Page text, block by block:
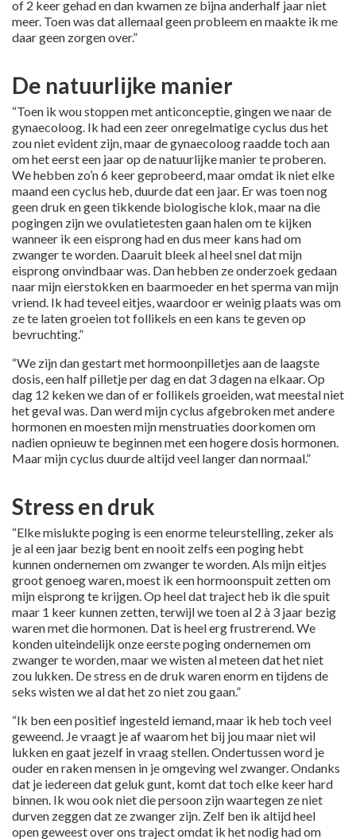
of 2 keer gehad en dan kwamen ze bijna anderhalf jaar niet
meer. Toen was dat allemaal geen probleem en maakte ik me
daar geen zorgen over.”
De natuurlijke manier
“Toen ik wou stoppen met anticonceptie, gingen we naar de
gynaecoloog. Ik had een zeer onregelmatige cyclus dus het
zou niet evident zijn, maar de gynaecoloog raadde toch aan
om het eerst een jaar op de natuurlijke manier te proberen.
We hebben zo’n 6 keer geprobeerd, maar omdat ik niet elke
maand een cyclus heb, duurde dat een jaar. Er was toen nog
geen druk en geen tikkende biologische klok, maar na die
pogingen zijn we ovulatietesten gaan halen om te kijken
wanneer ik een eisprong had en dus meer kans had om
zwanger te worden. Daaruit bleek al heel snel dat mijn
eisprong onvindbaar was. Dan hebben ze onderzoek gedaan
naar mijn eierstokken en baarmoeder en het sperma van mijn
vriend. Ik had teveel eitjes, waardoor er weinig plaats was om
ze te laten groeien tot follikels en een kans te geven op
bevruchting.”
“We zijn dan gestart met hormoonpilletjes aan de laagste
dosis, een half pilletje per dag en dat 3 dagen na elkaar. Op
dag 12 keken we dan of er follikels groeiden, wat meestal niet
het geval was. Dan werd mijn cyclus afgebroken met andere
hormonen en moesten mijn menstruaties doorkomen om
nadien opnieuw te beginnen met een hogere dosis hormonen.
Maar mijn cyclus duurde altijd veel langer dan normaal.”
Stress en druk
“Elke mislukte poging is een enorme teleurstelling, zeker als
je al een jaar bezig bent en nooit zelfs een poging hebt
kunnen ondernemen om zwanger te worden. Als mijn eitjes
groot genoeg waren, moest ik een hormoonspuit zetten om
mijn eisprong te krijgen. Op heel dat traject heb ik die spuit
maar 1 keer kunnen zetten, terwijl we toen al 2 à 3 jaar bezig
waren met die hormonen. Dat is heel erg frustrerend. We
konden uiteindelijk onze eerste poging ondernemen om
zwanger te worden, maar we wisten al meteen dat het niet
zou lukken. De stress en de druk waren enorm en tijdens de
seks wisten we al dat het zo niet zou gaan.”
“Ik ben een positief ingesteld iemand, maar ik heb toch veel
geweend. Je vraagt je af waarom het bij jou maar niet wil
lukken en gaat jezelf in vraag stellen. Ondertussen word je
ouder en raken mensen in je omgeving wel zwanger. Ondanks
dat je iedereen dat geluk gunt, komt dat toch elke keer hard
binnen. Ik wou ook niet die persoon zijn waartegen ze niet
durven zeggen dat ze zwanger zijn. Zelf ben ik altijd heel
open geweest over ons traject omdat ik het nodig had om